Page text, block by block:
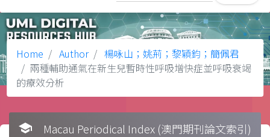
Home Author
楊咏山；姚荊；黎穎鈞；簡佩君
兩種輔助通氣在新生兒暫時性呼吸增快症並呼吸衰竭
的療效分析
school Macau Periodical Index (澳門期刊論文索引)